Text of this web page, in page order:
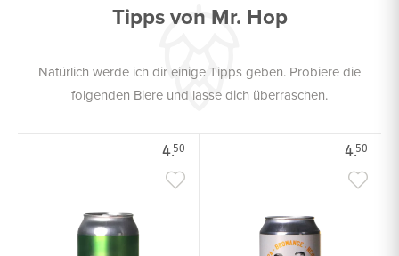
Tipps von Mr. Hop
Natürlich werde ich dir einige Tipps geben. Probiere die
folgenden Biere und lasse dich überraschen.
4.50 4.50